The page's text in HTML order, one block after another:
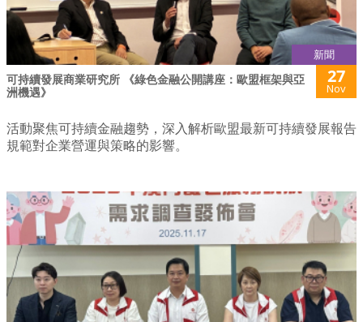
新聞
可持續發展商業研究所 《綠色金融公開講座：歐盟框架與亞
洲機遇》
27
Nov
活動聚焦可持續金融趨勢，深入解析歐盟最新可持續發展報告
規範對企業營運與策略的影響。